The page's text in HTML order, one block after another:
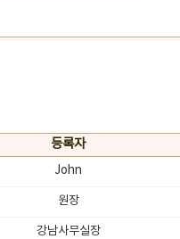
등록자
John
원장
강남사무실장